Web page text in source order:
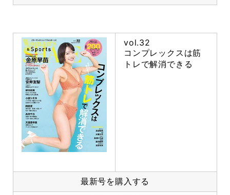
vol.32
コンプレックスは筋
トレで解消できる
最新号を購入する